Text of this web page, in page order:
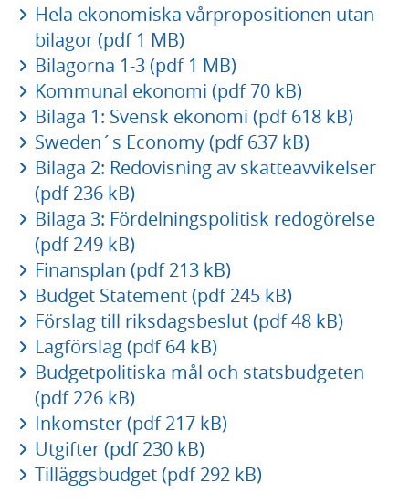
Hela ekonomiska vårpropositionen utan
bilagor (pdf 1 MB)
Bilagorna 1-3 (pdf 1 MB)
Kommunal ekonomi (pdf 70 kB)
Bilaga 1: Svensk ekonomi (pdf 618 kB)
Sweden´s Economy (pdf 637 kB)
Bilaga 2: Redovisning av skatteavvikelser
(pdf 236 kB)
Bilaga 3: Fördelningspolitisk redogörelse
(pdf 249 kB)
Finansplan (pdf 213 kB)
Budget Statement (pdf 245 kB)
Förslag till riksdagsbeslut (pdf 48 kB)
Lagförslag (pdf 64 kB)
Budgetpolitiska mål och statsbudgeten
(pdf 226 kB)
Inkomster (pdf 217 kB)
Utgifter (pdf 230 kB)
Tilläggsbudget (pdf 292 kB)